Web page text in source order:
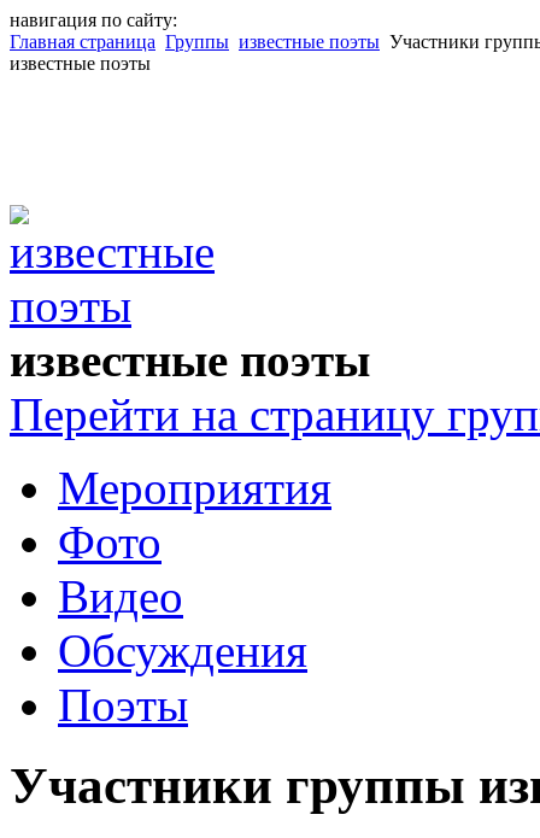
навигация по сайту:
Главная страница Группы известные поэты Участники
известные поэты
известные поэты
Перейти на страницу
Мероприятия
Фото
Видео
Обсуждения
Поэты
Участники группы